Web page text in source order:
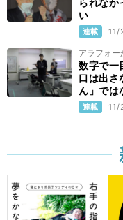
い
連載 11/
アラフォ
数字で一
口は出さ
ん」では
連載 11/